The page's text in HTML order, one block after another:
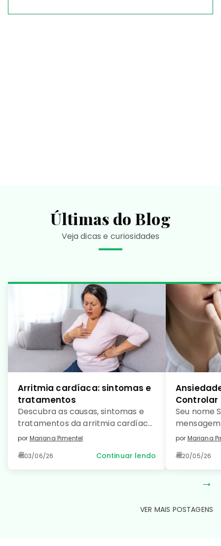
Últimas do Blog
Veja dicas e curiosidades
Arritmia cardíaca: sintomas e
tratamentos
Descubra as causas, sintomas e
tratamentos da arritmia cardíaca
e saiba como prevenir essa
coração saudável. Leia no detalhe!
por Mariana Pimentel
03/06/26 Continuar lendo
Controlar
Seu nome
como […]
por Mariana
20/05/26
VER MAIS POSTAGENS